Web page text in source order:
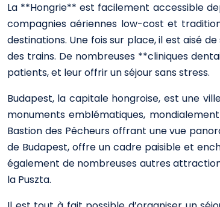
La **Hongrie** est facilement accessible
compagnies aériennes low-cost et
destinations. Une fois sur place, il est aisé
des trains. De nombreuses **cliniques
patients, et leur offrir un séjour sans stress.
Budapest, la capitale hongroise, est une
monuments emblématiques,
Bastion des Pêcheurs offrant une vue
de Budapest, offre un cadre paisible et
également de nombreuses autres
la Puszta.